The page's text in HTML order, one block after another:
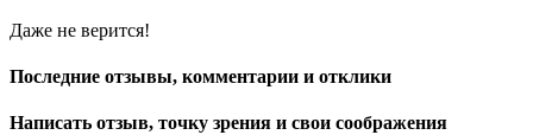
Даже не верится!
Последние отзывы, комментарии и отклики
Написать отзыв, точку зрения и свои соображения